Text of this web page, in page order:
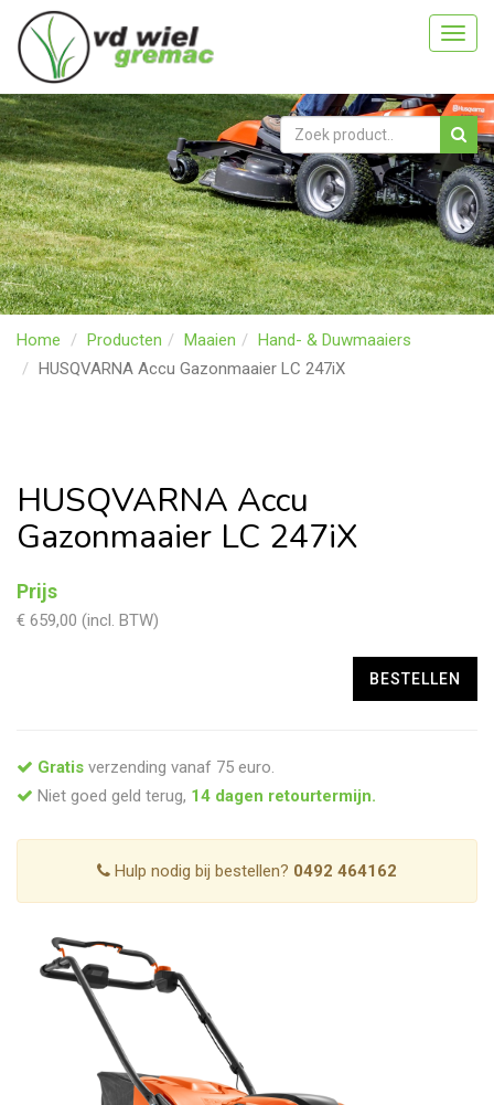
Home Producten Maaien
Hand- & Duwmaaiers
HUSQVARNA Accu Gazonmaaier LC 247iX
HUSQVARNA Accu
Gazonmaaier LC 247iX
Prijs
€ 659,00 (incl. BTW)
Gratis verzending vanaf 75 euro.
Niet goed geld terug, 14 dagen retourtermijn.
Hulp nodig bij bestellen? 0492 464162